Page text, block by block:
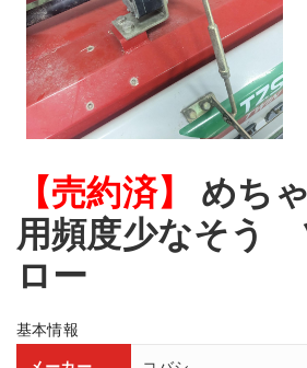
【売約済】
めち
用頻度少なそう
ロー
基本情報